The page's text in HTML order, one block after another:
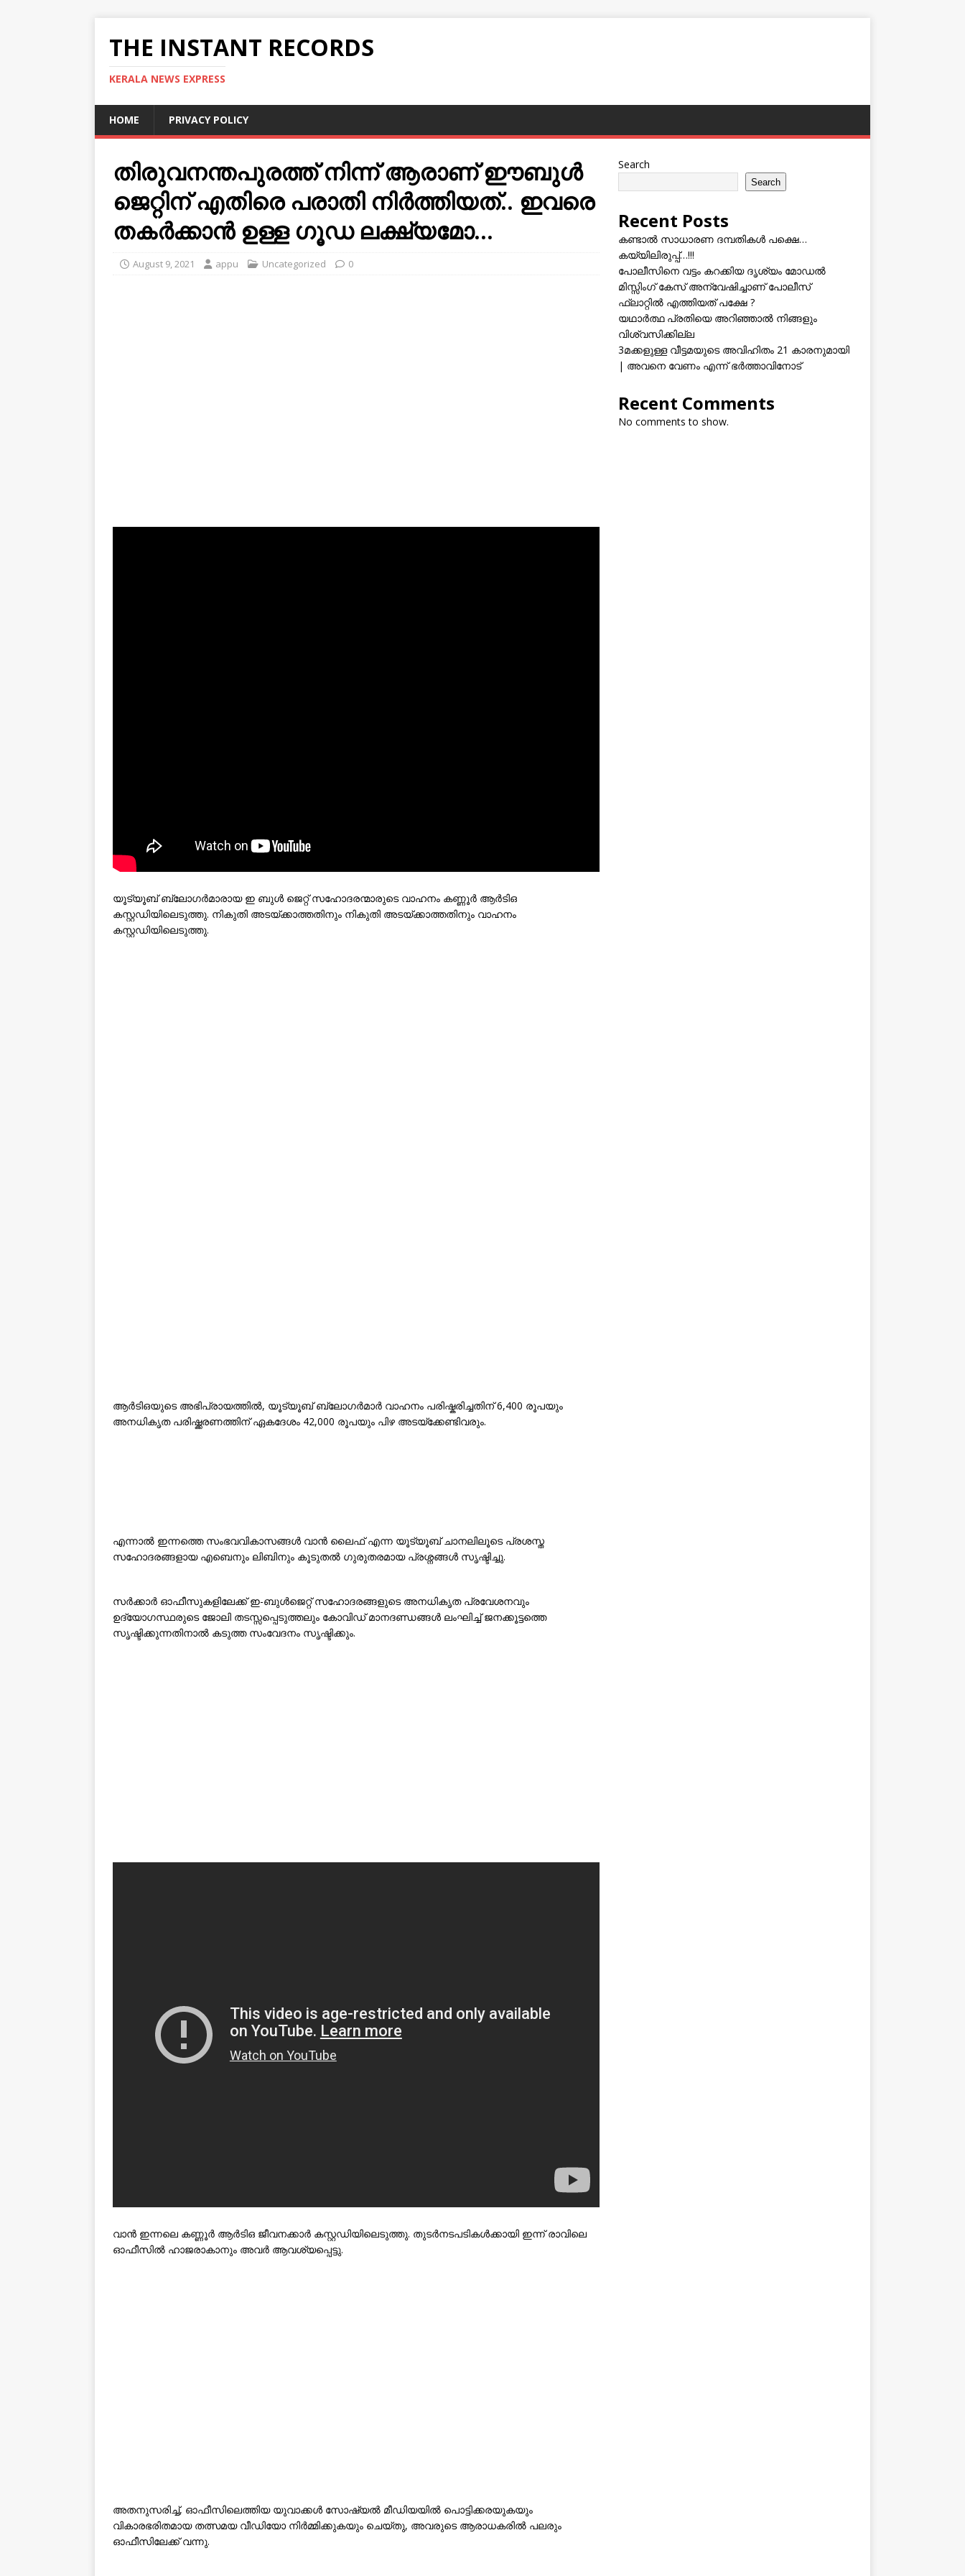
THE INSTANT RECORDS
KERALA NEWS EXPRESS
HOME PRIVACY POLICY
തിരുവനന്തപുരത്ത് നിന്ന് ആരാണ് ഈബുള്‍
ജെറ്റിന് എതിരെ പരാതി നിര്‍ത്തിയത്.. ഇവരെ
തകര്‍ക്കാന്‍ ഉള്ള ഗൂഡ ലക്ഷ്യമോ…
August 9, 2021 appu Uncategorized 0
യൂട്യൂബ് ബ്ലോഗർമാരായ ഇ ബുൾ ജെറ്റ് സഹോദരന്മാരുടെ വാഹനം കണ്ണൂർ ആർടിഒ
കസ്റ്റഡിയിലെടുത്തു. നികുതി അടയ്ക്കാത്തതിനും നികുതി അടയ്ക്കാത്തതിനും വാഹനം
കസ്റ്റഡിയിലെടുത്തു.
ആർടിഒയുടെ അഭിപ്രായത്തിൽ, യൂട്യൂബ് ബ്ലോഗർമാർ വാഹനം പരിഷ്കരിച്ചതിന് 6,400 രൂപയും
അനധികൃത പരിഷ്ക്കരണത്തിന് ഏകദേശം 42,000 രൂപയും പിഴ അടയ്ക്കേണ്ടിവരും.
എന്നാൽ ഇന്നത്തെ സംഭവവികാസങ്ങൾ വാൻ ലൈഫ് എന്ന യൂട്യൂബ് ചാനലിലൂടെ പ്രശസ്ത
സഹോദരങ്ങളായ എബെനും ലിബിനും കൂടുതൽ ഗുരുതരമായ പ്രശ്നങ്ങൾ സൃഷ്ടിച്ചു.
സർക്കാർ ഓഫീസുകളിലേക്ക് ഇ-ബുൾജെറ്റ് സഹോദരങ്ങളുടെ അനധികൃത പ്രവേശനവും
ഉദ്യോഗസ്ഥരുടെ ജോലി തടസ്സപ്പെടുത്തലും കോവിഡ് മാനദണ്ഡങ്ങൾ ലംഘിച്ച് ജനക്കൂട്ടത്തെ
സൃഷ്ടിക്കുന്നതിനാൽ കടുത്ത സംവേദനം സൃഷ്ടിക്കും.
വാൻ ഇന്നലെ കണ്ണൂർ ആർടിഒ ജീവനക്കാർ കസ്റ്റഡിയിലെടുത്തു. തുടർനടപടികൾക്കായി ഇന്ന് രാവിലെ
ഓഫീസിൽ ഹാജരാകാനും അവർ ആവശ്യപ്പെട്ടു.
അതനുസരിച്ച്, ഓഫീസിലെത്തിയ യുവാക്കൾ സോഷ്യൽ മീഡിയയിൽ പൊട്ടിക്കരയുകയും
വികാരഭരിതമായ തത്സമയ വീഡിയോ നിർമ്മിക്കുകയും ചെയ്തു, അവരുടെ ആരാധകരിൽ പലരും
ഓഫീസിലേക്ക് വന്നു.
Search
Search
Recent Posts
കണ്ടാൽ സാധാരണ ദമ്പതികൾ പക്ഷെ…
കയ്യിലിരുപ്പ്…!!!
പോലീസിനെ വട്ടം കറക്കിയ ദൃശ്യം മോഡല്‍
മിസ്സിംഗ് കേസ് അന്വേഷിച്ചാണ് പോലീസ്
ഫ്ലാറ്റിൽ എത്തിയത് പക്ഷേ ?
യഥാർത്ഥ പ്രതിയെ അറിഞ്ഞാൽ നിങ്ങളും
വിശ്വസിക്കില്ല
3മക്കളുള്ള വീട്ടമയുടെ അവിഹിതം 21 കാരനുമായി
| അവനെ വേണം എന്ന് ഭർത്താവിനോട്
Recent Comments
No comments to show.